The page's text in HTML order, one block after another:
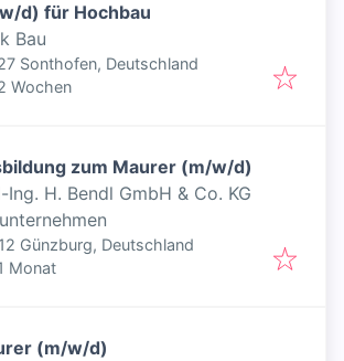
d) für Hochbau
Bau
Sonthofen, Deutschland
:
Wochen
zum Maurer (m/w/d)
Ing. H. Bendl GmbH & Co. KG
Günzburg, Deutschland
Monat
(m/w/d)